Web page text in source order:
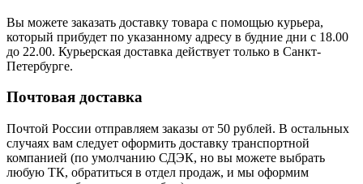
Вы можете заказать доставку товара с помощью курьера,
который прибудет по указанному адресу в будние дни с 18.00
до 22.00. Курьерская доставка действует только в Санкт-
Петербурге.
Почтовая доставка
Почтой России отправляем заказы от 50 рублей. В остальных
случаях вам следует оформить доставку транспортной
компанией (по умолчанию СДЭК, но вы можете выбрать
любую ТК, обратиться в отдел продаж, и мы оформим